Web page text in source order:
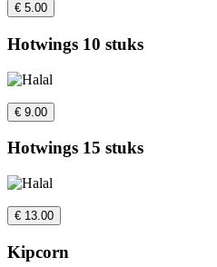
€ 5.00
Hotwings 10 stuks
€ 9.00
Hotwings 15 stuks
€ 13.00
Kipcorn